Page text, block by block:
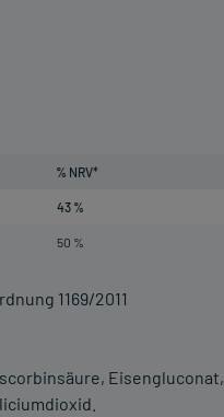
% NRV*
43 %
50 %
1169/2011
Eisengluconat,